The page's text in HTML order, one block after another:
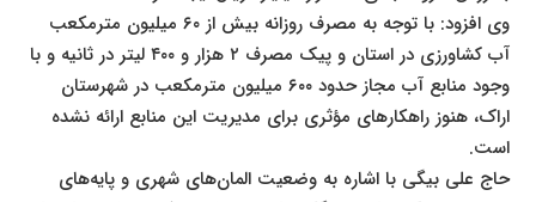
وی افزود: با توجه به مصرف روزانه بیش از ۶۰ میلیون مترمکعب
آب کشاورزی در استان و پیک مصرف ۲ هزار و ۴۰۰ لیتر در ثانیه و با
وجود منابع آب مجاز حدود ۶۰۰ میلیون مترمکعب در شهرستان
اراک، هنوز راهکارهای مؤثری برای مدیریت این منابع ارائه نشده
است.
حاج علی بیگی با اشاره به وضعیت المان‌های شهری و پایه‌های